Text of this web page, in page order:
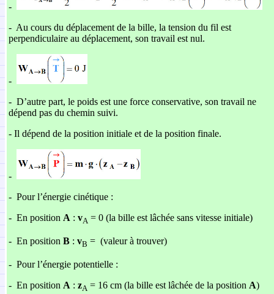
-
- Au cours du déplacement de la bille, la tension du fil est
perpendiculaire au déplacement, son travail est nul.
-
- D’autre part, le poids est une force conservative, son travail ne
dépend pas du chemin suivi.
- Il dépend de la position initiale et de la position finale.
-
- Pour l’énergie cinétique :
- En position A : vA = 0 (la bille est lâchée sans vitesse initiale)
- En position B : vB = (valeur à trouver)
- Pour l’énergie potentielle :
- En position A : zA = 16 cm (la bille est lâchée de la position A)